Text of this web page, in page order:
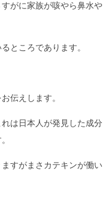
がに家族が咳やら鼻水や
ところであります。
伝えします。
は日本人が発見した成分
すがまさカテキンが働い